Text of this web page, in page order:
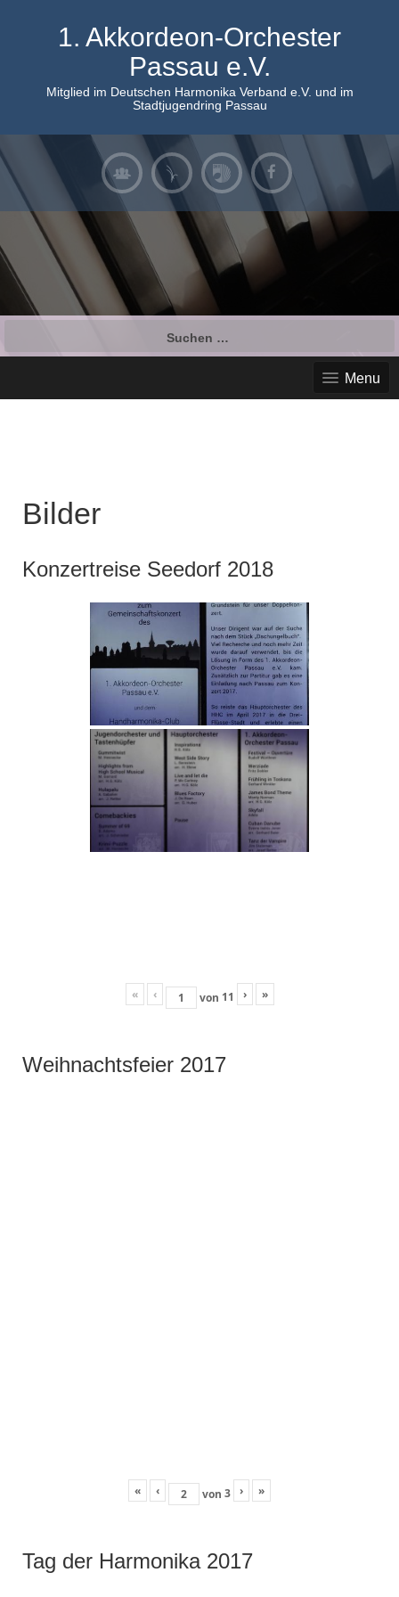
1. Akkordeon-Orchester
Passau e.V.
Mitglied im Deutschen Harmonika Verband e.V. und im
Stadtjugendring Passau
Menu
Bilder
Konzertreise Seedorf 2018
« ‹ von 11 › »
Weihnachtsfeier 2017
« ‹ von 3 › »
Tag der Harmonika 2017